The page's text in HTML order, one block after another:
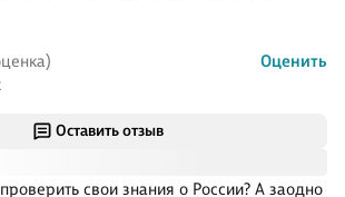
Оставить отзыв
свои знания о России? А заодно
Оценить